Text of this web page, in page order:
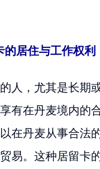
居住与工作权利
人，尤其是长期
有在丹麦境内的
在丹麦从事合法
易。这种居留卡